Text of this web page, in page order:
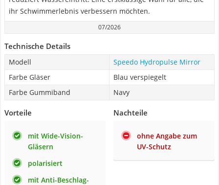
ihr Schwimmerlebnis verbessern möchten.
07/2026
Technische Details
Modell
Speedo Hydropulse Mirror
Farbe Gläser
Blau verspiegelt
Farbe Gummiband
Navy
Vorteile
mit Wide-Vision-
Gläsern
polarisiert
mit Anti-Beschlag-
Nachteile
ohne Angabe zum
UV-Schutz